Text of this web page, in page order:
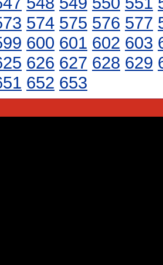
574 575 576 577
600 601 602 603
626 627 628 629
652 653